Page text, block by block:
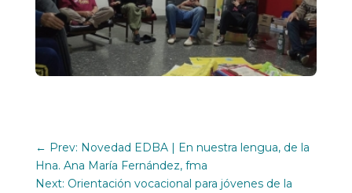
← Prev: Novedad EDBA | En nuestra lengua, de la
Hna. Ana María Fernández, fma
Next: Orientación vocacional para jóvenes de la